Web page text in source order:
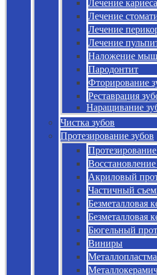
Лечение кариеса
Лечение
Лечение
Лечение
Наложение
Пародонтит
Фторирование
Реставрация
Наращивание
Чистка зубов
Протезирование зубов
Восстановление
Акриловый
Частичный
Безметалловая
Безметалловая
Бюгельный
Виниры